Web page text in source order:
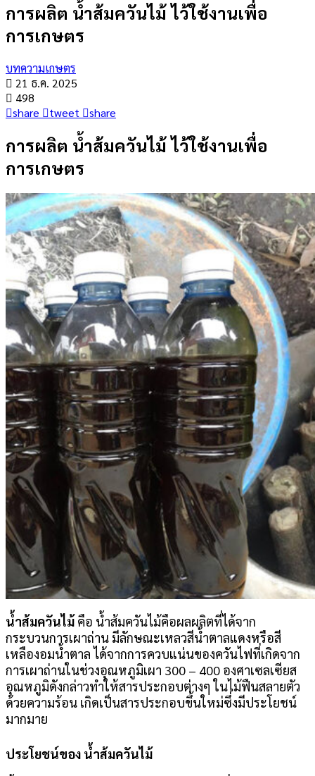
การผลิต น้ำส้มควันไม้ ไว้ใช้งานเพื่อ
การเกษตร
บทความเกษตร
21 ธ.ค. 2025
498
share
tweet share
การผลิต น้ำส้มควันไม้ ไว้ใช้งานเพื่อ
การเกษตร
น้ำส้มควันไม้ คือ น้ำส้มควันไม้คือผลผลิตที่ได้จาก
กระบวนการเผาถ่าน มีลักษณะเหลวสีน้ำตาลแดงหรือสี
เหลืองอมน้ำตาล ได้จากการควบแน่นของควันไฟที่เกิดจาก
การเผาถ่านในช่วงอุณหภูมิเผา 300 – 400 องศาเซลเซียส
อุณหภูมิดังกล่าวทำให้สารประกอบต่างๆ ในไม้ฟืนสลายตัว
ด้วยความร้อน เกิดเป็นสารประกอบขึ้นใหม่ซึ่งมีประโยชน์
มากมาย
ประโยชน์ของ น้ำส้มควันไม้